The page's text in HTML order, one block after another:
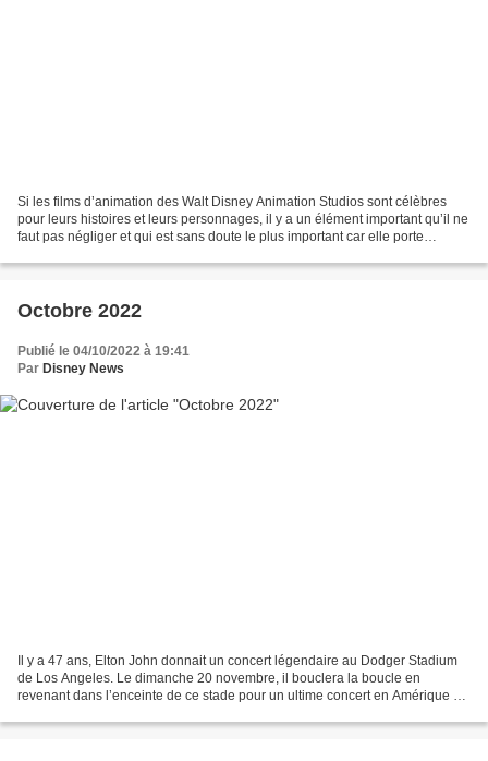
Si les films d’animation des Walt Disney Animation Studios sont célèbres
pour leurs histoires et leurs personnages, il y a un élément important qu’il ne
faut pas négliger et qui est sans doute le plus important car elle porte
Octobre 2022
Publié le 04/10/2022 à 19:41
Par Disney News
Il y a 47 ans, Elton John donnait un concert légendaire au Dodger Stadium
de Los Angeles. Le dimanche 20 novembre, il bouclera la boucle en
revenant dans l’enceinte de ce stade pour un ultime concert en Amérique du